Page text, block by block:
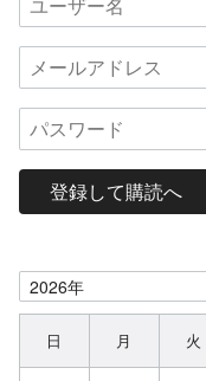
登録して購読へ
日 月 火